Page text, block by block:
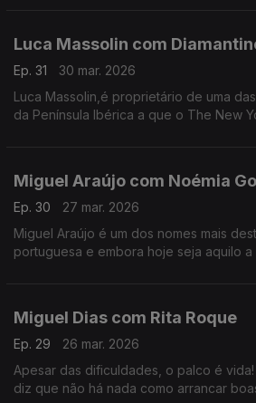
Luca Massolin com
Ep. 31
30 mar. 2026
Luca Massolin,é proprietário de uma
da Península Ibérica a que o The New
Miguel Araújo com Noémia
Ep. 30
27 mar. 2026
Miguel Araújo é um dos nomes mais
portuguesa e embora hoje seja aquilo a
Miguel Dias com Rita Roque
Ep. 29
26 mar. 2026
Apesar das dificuldades, o palco é
diz que não há nada como arrancar